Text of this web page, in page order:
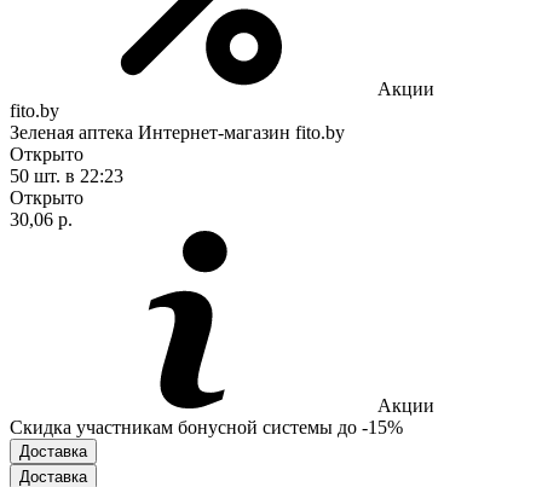
Акции
fito.by
Зеленая аптека Интернет-магазин fito.by
Открыто
50 шт. в 22:23
Открыто
30,06 р.
Акции
Скидка участникам бонусной системы до -15%
Доставка
Доставка